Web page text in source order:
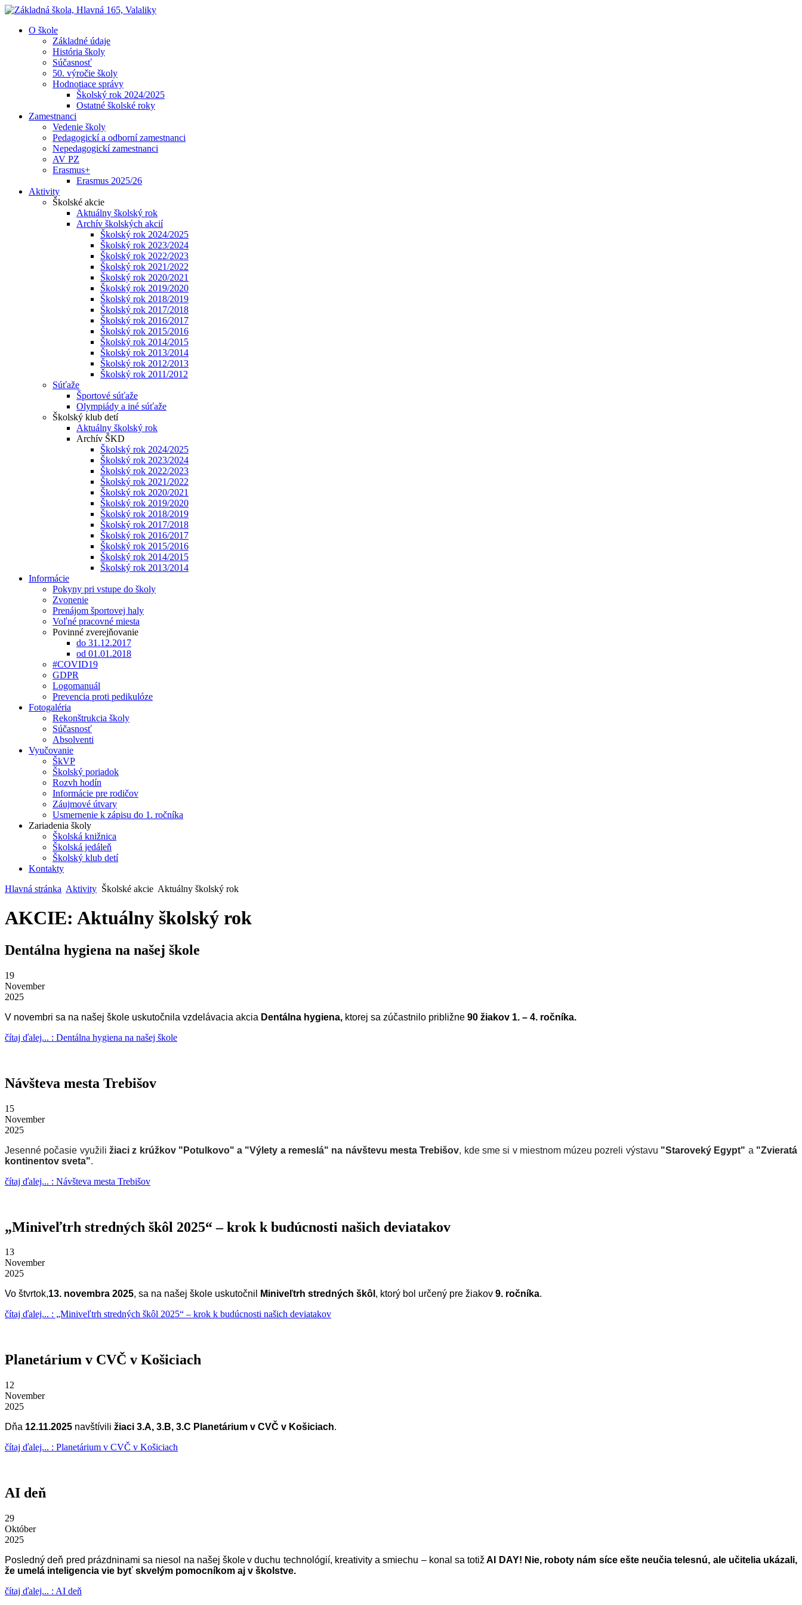
O škole
Základné údaje
História školy
Súčasnosť
50. výročie školy
Hodnotiace správy
Školský rok 2024/2025
Ostatné školské roky
Zamestnanci
Vedenie školy
Pedagogickí a odborní zamestnanci
Nepedagogickí zamestnanci
AV PZ
Erasmus+
Erasmus 2025/26
Aktivity
Školské akcie
Aktuálny školský rok
Archív školských akcií
Školský rok 2024/2025
Školský rok 2023/2024
Školský rok 2022/2023
Školský rok 2021/2022
Školský rok 2020/2021
Školský rok 2019/2020
Školský rok 2018/2019
Školský rok 2017/2018
Školský rok 2016/2017
Školský rok 2015/2016
Školský rok 2014/2015
Školský rok 2013/2014
Školský rok 2012/2013
Školský rok 2011/2012
Súťaže
Športové súťaže
Olympiády a iné súťaže
Školský klub detí
Aktuálny školský rok
Archív ŠKD
Školský rok 2024/2025
Školský rok 2023/2024
Školský rok 2022/2023
Školský rok 2021/2022
Školský rok 2020/2021
Školský rok 2019/2020
Školský rok 2018/2019
Školský rok 2017/2018
Školský rok 2016/2017
Školský rok 2015/2016
Školský rok 2014/2015
Školský rok 2013/2014
Informácie
Pokyny pri vstupe do školy
Zvonenie
Prenájom športovej haly
Voľné pracovné miesta
Povinné zverejňovanie
do 31.12.2017
od 01.01.2018
#COVID19
GDPR
Logomanuál
Prevencia proti pedikulóze
Fotogaléria
Rekonštrukcia školy
Súčasnosť
Absolventi
Vyučovanie
ŠkVP
Školský poriadok
Rozvh hodín
Informácie pre rodičov
Záujmové útvary
Usmernenie k zápisu do 1. ročníka
Zariadenia školy
Školská knižnica
Školská jedáleň
Školský klub detí
Kontakty
Hlavná stránka Aktivity Školské akcie Aktuálny školský rok
AKCIE: Aktuálny školský rok
Dentálna hygiena na našej škole
19
November
2025
V novembri sa na našej škole uskutočnila vzdelávacia akcia Dentálna hygiena, ktorej sa zúčastnilo približne 90 žiakov 1. – 4. ročníka.
čítaj ďalej... : Dentálna hygiena na našej škole
Návšteva mesta Trebišov
15
November
2025
Jesenné počasie využili žiaci z krúžkov "Potulkovo" a "Výlety a remeslá" na návštevu mesta Trebišov, kde sme si v miestnom múzeu pozreli výstavu "Staroveký Egypt" a "Zvieratá
kontinentov sveta".
čítaj ďalej... : Návšteva mesta Trebišov
„Miniveľtrh stredných škôl 2025“ – krok k budúcnosti našich deviatakov
13
November
2025
Vo štvrtok,13. novembra 2025, sa na našej škole uskutočnil Miniveľtrh stredných škôl , ktorý bol určený pre žiakov 9. ročníka.
čítaj ďalej... : „Miniveľtrh stredných škôl 2025“ – krok k budúcnosti našich deviatakov
Planetárium v CVČ v Košiciach
12
November
2025
Dňa 12.11.2025 navštívili žiaci 3.A, 3.B, 3.C Planetárium v CVČ v Košiciach.
čítaj ďalej... : Planetárium v CVČ v Košiciach
AI deň
29
Október
2025
Posledný deň pred prázdninami sa niesol na našej škole v duchu technológií, kreativity a smiechu – konal sa totižAI DAY! Nie, roboty nám síce ešte neučia telesnú, ale učitelia ukázali,
že umelá inteligencia vie byť skvelým pomocníkom aj v školstve.
čítaj ďalej... : AI deň